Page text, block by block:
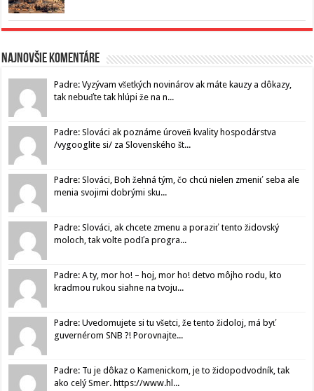
Najnovšie komentáre
Padre: Vyzývam všetkých novinárov ak máte kauzy a dôkazy,
tak nebuďte tak hlúpi že na n...
Padre: Slováci ak poznáme úroveň kvality hospodárstva
/vygooglite si/ za Slovenského št...
Padre: Slováci, Boh žehná tým, čo chcú nielen zmeniť seba ale
menia svojimi dobrými sku...
Padre: Slováci, ak chcete zmenu a poraziť tento židovský
moloch, tak volte podľa progra...
Padre: A ty, mor ho! – hoj, mor ho! detvo môjho rodu, kto
kradmou rukou siahne na tvoju...
Padre: Uvedomujete si tu všetci, že tento židoloj, má byť
guvernérom SNB ?! Porovnajte...
Padre: Tu je dôkaz o Kamenickom, je to židopodvodník, tak
ako celý Smer. https://www.hl...